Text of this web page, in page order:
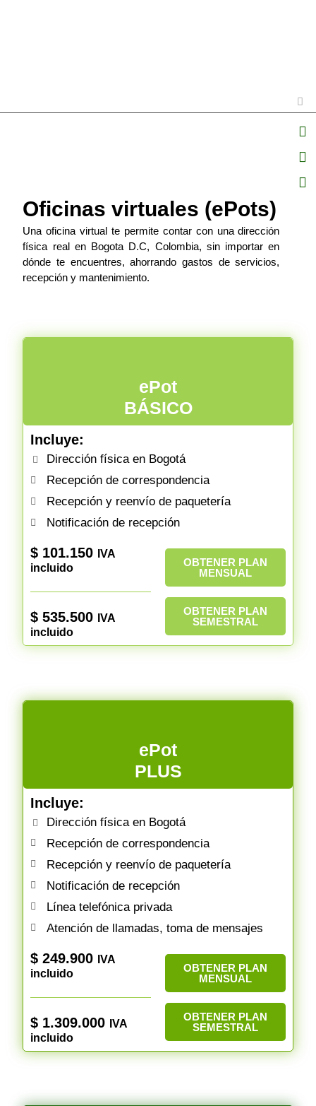
Oficinas virtuales (ePots)
Una oficina virtual te permite contar con una dirección
física real en Bogota D.C, Colombia, sin importar en
dónde te encuentres, ahorrando gastos de servicios,
recepción y mantenimiento.
ePot
BÁSICO
Incluye:
Dirección física en Bogotá
Recepción de correspondencia
Recepción y reenvío de paquetería
Notificación de recepción
$ 101.150 IVA
incluido
$ 535.500 IVA
incluido
OBTENER PLAN
MENSUAL
OBTENER PLAN
SEMESTRAL
ePot
PLUS
Incluye:
Dirección física en Bogotá
Recepción de correspondencia
Recepción y reenvío de paquetería
Notificación de recepción
Línea telefónica privada
Atención de llamadas, toma de mensajes
$ 249.900 IVA
incluido
$ 1.309.000 IVA
incluido
OBTENER PLAN
MENSUAL
OBTENER PLAN
SEMESTRAL